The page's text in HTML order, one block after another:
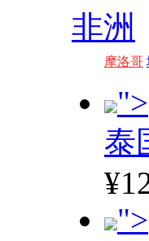
非洲
摩洛哥
">
泰
">